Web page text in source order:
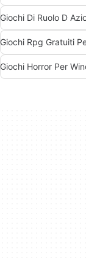
Giochi Di Ruolo D
Giochi Rpg Gratuiti
Giochi Horror Per